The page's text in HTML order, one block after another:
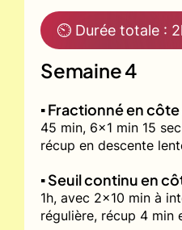
⏲ Durée totale :
Semaine 4
▪️ Fractionné en
45 min, 6x1 min 15
récup en descente
▪️ Seuil continu en
1h, avec 2x10 min à
régulière, récup 4 min